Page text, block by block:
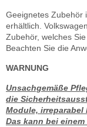
Geeignetes Zubehör
erhältlich.
Zubehör, welches
Beachten Sie die
WARNUNG
Unsachgemäße
die
Module,
Das kann bei